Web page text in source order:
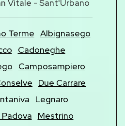
Vitale - Sant'Urbano
Terme Albignasego
Cadoneghe
Camposampiero
Due Carrare
Legnaro
Mestrino